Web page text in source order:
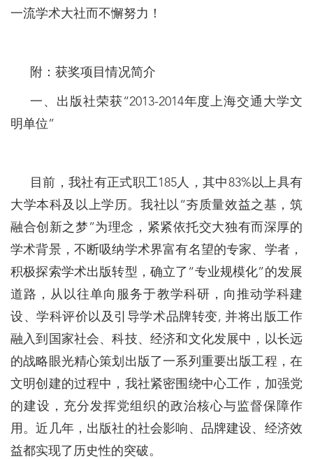
一流学术大社而不懈努力！
附：获奖项目情况简介
一、出版社荣获“2013-2014年度上海交通大学文
明单位”
目前，我社有正式职工185人，其中83%以上具有
大学本科及以上学历。我社以“夯质量效益之基，筑
融合创新之梦”为理念，紧紧依托交大独有而深厚的
学术背景，不断吸纳学术界富有名望的专家、学者，
积极探索学术出版转型，确立了“专业规模化”的发展
道路，从以往单向服务于教学科研，向推动学科建
设、学科评价以及引导学术品牌转变, 并将出版工作
融入到国家社会、科技、经济和文化发展中，以长远
的战略眼光精心策划出版了一系列重要出版工程，在
文明创建的过程中，我社紧密围绕中心工作，加强党
的建设，充分发挥党组织的政治核心与监督保障作
用。近几年，出版社的社会影响、品牌建设、经济效
益都实现了历史性的突破。